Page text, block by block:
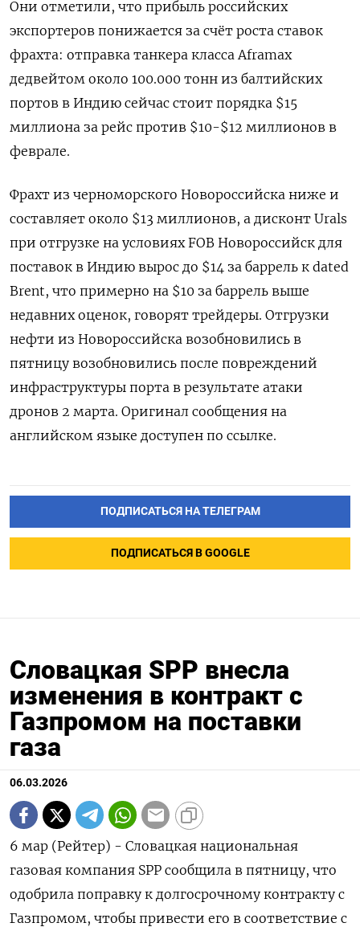
Они отметили, что прибыль российских
экспортеров понижается за счёт роста ставок
фрахта: отправка танкера класса Aframax
дедвейтом около 100.000 тонн из балтийских
портов в Индию сейчас стоит порядка $15
миллиона за рейс против $10-$12 миллионов в
феврале.
Фрахт из черноморского Новороссийска ниже ​и
составляет около $13 миллионов, ⁠а дисконт Urals
при отгрузке на условиях FOB Новороссийск для
поставок в Индию вырос до $14 ‌за баррель к dated
Brent, что примерно на $10 за баррель выше
‌недавних оценок, говорят трейдеры. Отгрузки
нефти из Новороссийска возобновились в
пятницу возобновились после повреждений ​
инфраструктуры порта в результате атаки
дронов 2 марта. Оригинал сообщения ‌на
английском языке доступен по ссылке.
ПОДПИСАТЬСЯ НА ТЕЛЕГРАМ
ПОДПИСАТЬСЯ В GOOGLE
Словацкая SPP внесла
изменения в контракт с
Газпромом на поставки
газа
06.03.2026
6 мар (Рейтер) - Словацкая национальная
газовая компания ‌SPP сообщила в пятницу, ​что
одобрила ​поправку ​к долгосрочному ⁠контракту ‌с
Газпромом, ‌чтобы привести его в соответствие ​с